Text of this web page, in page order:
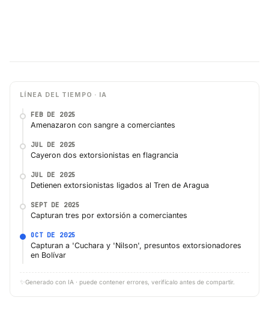
LÍNEA DEL TIEMPO · IA
FEB DE 2025
Amenazaron con sangre a comerciantes
JUL DE 2025
Cayeron dos extorsionistas en flagrancia
JUL DE 2025
Detienen extorsionistas ligados al Tren de Aragua
SEPT DE 2025
Capturan tres por extorsión a comerciantes
OCT DE 2025
Capturan a 'Cuchara y 'Nilson', presuntos extorsionadores
en Bolívar
✨ Generado con IA · puede contener errores, verifícalo antes de compartir.